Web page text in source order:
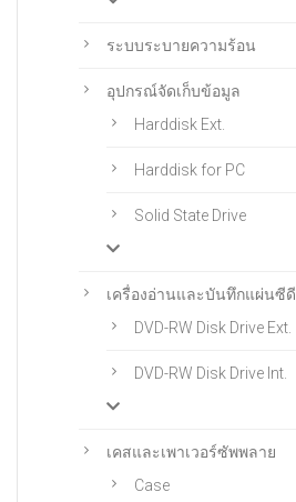
ระบบระบายความร้อน
อุปกรณ์จัดเก็บข้อมูล
Harddisk Ext.
Harddisk for PC
Solid State Drive
เครื่องอ่านและบันทึกแผ่นซีดี
DVD-RW Disk Drive Ext.
DVD-RW Disk Drive Int.
เคสและเพาเวอร์ซัพพลาย
Case